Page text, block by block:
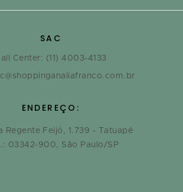
SAC
Center: (11) 4003-4133
ENDEREÇO:
Regente Feijó, 1.739 - Tatuapé
03342-900, São Paulo/SP